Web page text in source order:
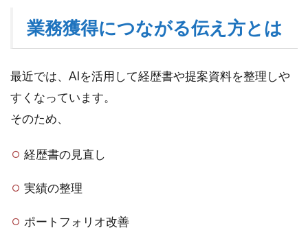
業務獲得につながる伝え方とは
最近では、AIを活用して経歴書や提案資料を整理しや
すくなっています。
そのため、
経歴書の見直し
実績の整理
ポートフォリオ改善